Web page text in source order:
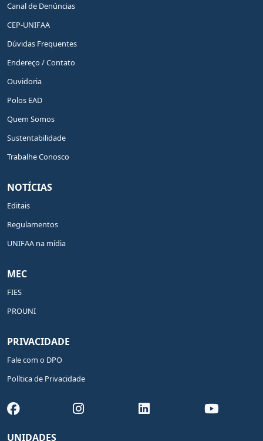
Canal de Denúncias
CEP-UNIFAA
Dúvidas Frequentes
Endereço / Contato
Ouvidoria
Polos EAD
Quem Somos
Sustentabilidade
Trabalhe Conosco
NOTÍCIAS
Editais
Regulamentos
UNIFAA na mídia
MEC
FIES
PROUNI
PRIVACIDADE
Fale com o DPO
Política de Privacidade
UNIDADES